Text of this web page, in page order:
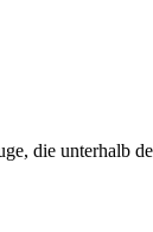
die unterhalb